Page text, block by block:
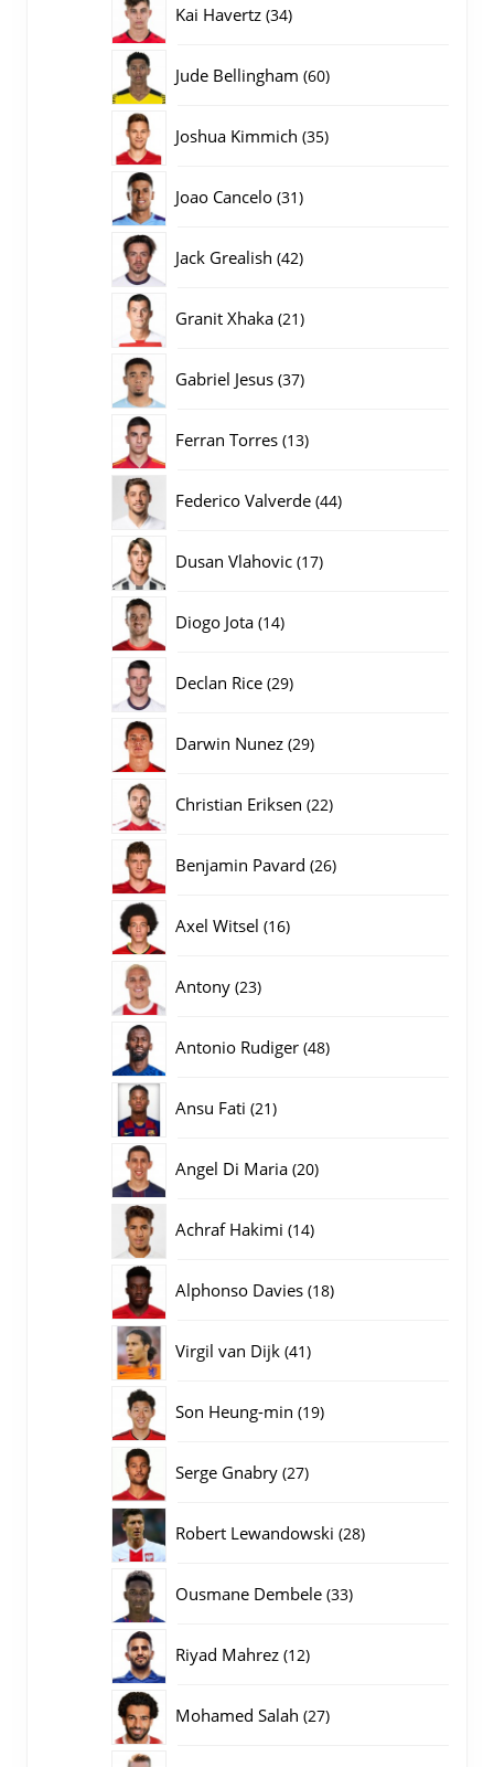
Kai Havertz 3434
Jude Bellingham 6060
Joshua Kimmich 3535
Joao Cancelo 3131
Jack Grealish 4242
Granit Xhaka 2121
Gabriel Jesus 3737
Ferran Torres 1313
Federico Valverde 4444
Dusan Vlahovic 1717
Diogo Jota 1414
Declan Rice 2929
Darwin Nunez 2929
Christian Eriksen 2222
Benjamin Pavard 2626
Axel Witsel 1616
Antony 2323
Antonio Rudiger 4848
Ansu Fati 2121
Angel Di Maria 2020
Achraf Hakimi 1414
Alphonso Davies 1818
Virgil van Dijk 4141
Son Heung-min 1919
Serge Gnabry 2727
Robert Lewandowski 2828
Ousmane Dembele 3333
Riyad Mahrez 1212
Mohamed Salah 2727